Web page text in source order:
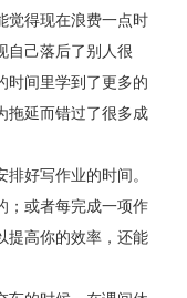
觉得现在浪费一点时
自己落后了别人很
时间里学到了更多的
拖延而错过了很多成
好写作业的时间。
；或者每完成一项作
提高你的效率，还能